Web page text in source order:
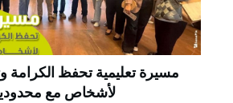
مسيرة تعليمية تحفظ الكرامة
لأشخاص مع